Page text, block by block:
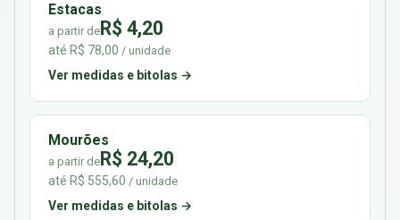
Estacas
a partir deR$ 4,20
até R$ 78,00 / unidade
Ver medidas e bitolas →
Mourões
a partir deR$ 24,20
até R$ 555,60 / unidade
Ver medidas e bitolas →